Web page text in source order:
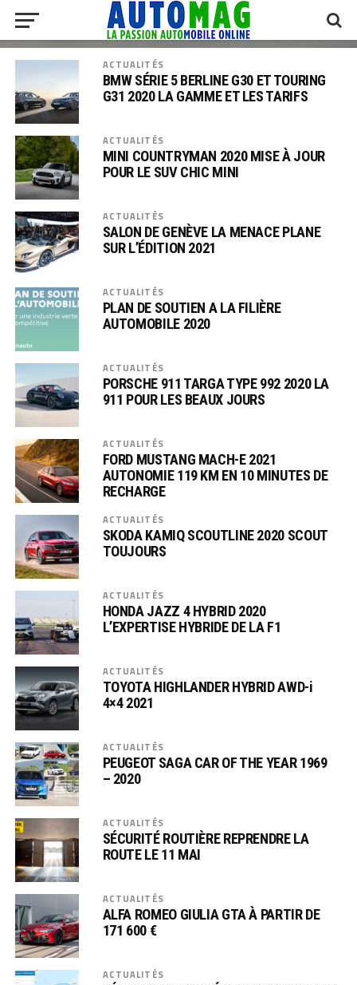
ACTUALITÉS
BMW SÉRIE 5 BERLINE G30 ET TOURING
G31 2020 LA GAMME ET LES TARIFS
ACTUALITÉS
MINI COUNTRYMAN 2020 MISE À JOUR
POUR LE SUV CHIC MINI
ACTUALITÉS
SALON DE GENÈVE LA MENACE PLANE
SUR L’ÉDITION 2021
ACTUALITÉS
PLAN DE SOUTIEN A LA FILIÈRE
AUTOMOBILE 2020
ACTUALITÉS
PORSCHE 911 TARGA TYPE 992 2020 LA
911 POUR LES BEAUX JOURS
ACTUALITÉS
FORD MUSTANG MACH-E 2021
AUTONOMIE 119 KM EN 10 MINUTES DE
RECHARGE
ACTUALITÉS
SKODA KAMIQ SCOUTLINE 2020 SCOUT
TOUJOURS
ACTUALITÉS
HONDA JAZZ 4 HYBRID 2020
L’EXPERTISE HYBRIDE DE LA F1
ACTUALITÉS
TOYOTA HIGHLANDER HYBRID AWD-i
4×4 2021
ACTUALITÉS
PEUGEOT SAGA CAR OF THE YEAR 1969
– 2020
ACTUALITÉS
SÉCURITÉ ROUTIÈRE REPRENDRE LA
ROUTE LE 11 MAI
ACTUALITÉS
ALFA ROMEO GIULIA GTA À PARTIR DE
171 600 €
ACTUALITÉS